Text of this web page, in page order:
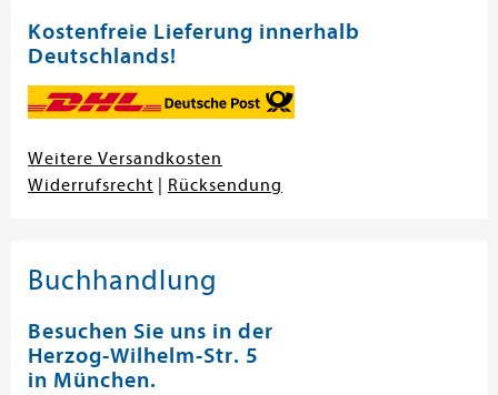
Kostenfreie Lieferung innerhalb
Deutschlands!
Weitere Versandkosten
Widerrufsrecht
Rücksendung
Buchhandlung
Besuchen Sie uns in der
Herzog-Wilhelm-Str. 5
in München.